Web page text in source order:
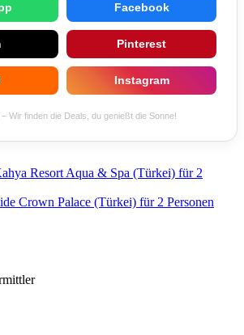
Facebook
Pinterest
Instagram
Wir finden die Deals, du genießt die Sonne!
Resort Aqua & Spa (Türkei) für 2
Crown Palace (Türkei) für 2 Personen